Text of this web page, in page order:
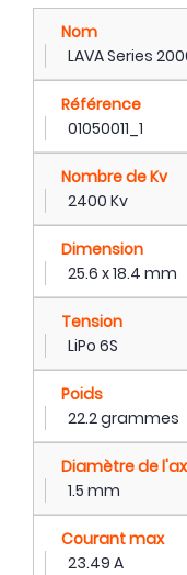
Nom
LAVA Series
Référence
01050011_1
Nombre de Kv
2400 Kv
Dimension
25.6 x 18.4 mm
Tension
LiPo 6S
Poids
22.2 grammes
Diamètre de
1.5 mm
Courant max
23.49 A